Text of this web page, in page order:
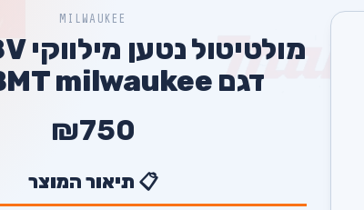
MILWAUKEE
דגם M18 BMT milwaukee
₪750
📋 תיאור המוצר